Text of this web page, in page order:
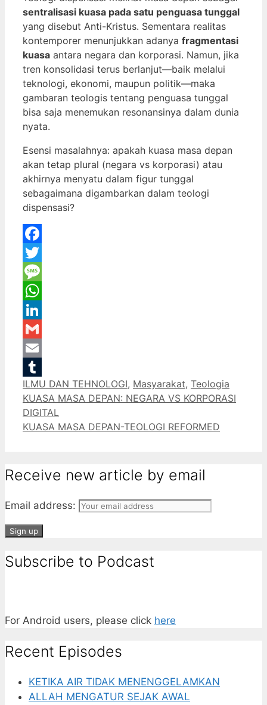
sentralisasi kuasa pada satu penguasa tunggal
yang disebut Anti-Kristus. Sementara realitas
kontemporer menunjukkan adanya fragmentasi
kuasa antara negara dan korporasi. Namun, jika
tren konsolidasi terus berlanjut—baik melalui
teknologi, ekonomi, maupun politik—maka
gambaran teologis tentang penguasa tunggal
bisa saja menemukan resonansinya dalam dunia
nyata.
Esensi masalahnya: apakah kuasa masa depan
akan tetap plural (negara vs korporasi) atau
akhirnya menyatu dalam figur tunggal
sebagaimana digambarkan dalam teologi
dispensasi?
Facebook
Twitter
Message
WhatsApp
LinkedIn
Gmail
Email
Tumblr
Categories
ILMU DAN TEHNOLOGI, Masyarakat, Teologia
KUASA MASA DEPAN: NEGARA VS KORPORASI
DIGITAL
KUASA MASA DEPAN-TEOLOGI REFORMED
Receive new article by email
Email address:
Subscribe to Podcast
For Android users, please click here
Recent Episodes
KETIKA AIR TIDAK MENENGGELAMKAN
ALLAH MENGATUR SEJAK AWAL